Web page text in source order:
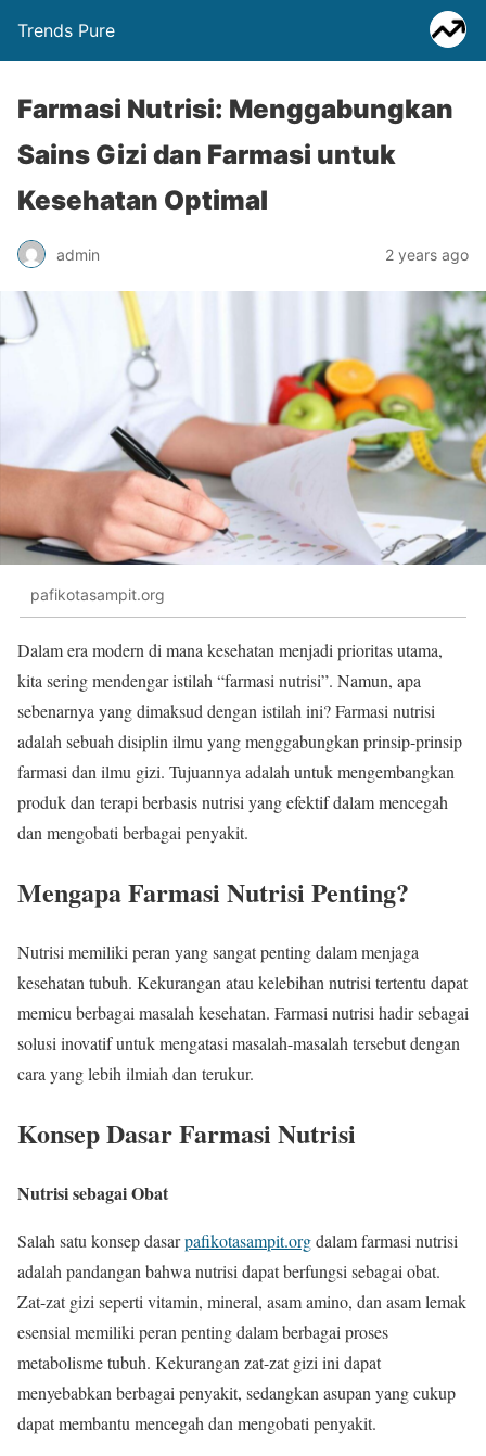
Trends Pure
Farmasi Nutrisi: Menggabungkan
Sains Gizi dan Farmasi untuk
Kesehatan Optimal
admin 2 years ago
pafikotasampit.org
Dalam era modern di mana kesehatan menjadi prioritas utama,
kita sering mendengar istilah “farmasi nutrisi”. Namun, apa
sebenarnya yang dimaksud dengan istilah ini? Farmasi nutrisi
adalah sebuah disiplin ilmu yang menggabungkan prinsip-prinsip
farmasi dan ilmu gizi. Tujuannya adalah untuk mengembangkan
produk dan terapi berbasis nutrisi yang efektif dalam mencegah
dan mengobati berbagai penyakit.
Mengapa Farmasi Nutrisi Penting?
Nutrisi memiliki peran yang sangat penting dalam menjaga
kesehatan tubuh. Kekurangan atau kelebihan nutrisi tertentu dapat
memicu berbagai masalah kesehatan. Farmasi nutrisi hadir sebagai
solusi inovatif untuk mengatasi masalah-masalah tersebut dengan
cara yang lebih ilmiah dan terukur.
Konsep Dasar Farmasi Nutrisi
Nutrisi sebagai Obat
Salah satu konsep dasarpafikotasampit.orgdalam farmasi nutrisi
adalah pandangan bahwa nutrisi dapat berfungsi sebagai obat.
Zat-zat gizi seperti vitamin, mineral, asam amino, dan asam lemak
esensial memiliki peran penting dalam berbagai proses
metabolisme tubuh. Kekurangan zat-zat gizi ini dapat
menyebabkan berbagai penyakit, sedangkan asupan yang cukup
dapat membantu mencegah dan mengobati penyakit.